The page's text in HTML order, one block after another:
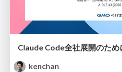
kenchan